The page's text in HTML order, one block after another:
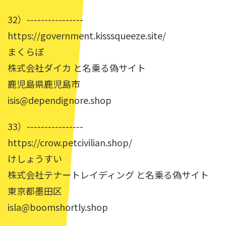
32）----------------
https://government.kisssqueeze.site/
まくらぼ
株式会社ダイカ と名乗る偽サイト
鹿児島県鹿児島市
isis@dependignore.shop
33）----------------
https://crow.petcivilian.shop/
けしょうすい
株式会社テナートレイディング と名乗る偽サイト
東京都墨田区
isla@boomshortly.shop